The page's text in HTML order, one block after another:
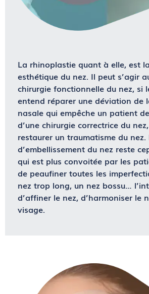
La rhinoplastie quant à elle, est
esthétique du nez. Il peut s’agir
chirurgie fonctionnelle du nez, si
entend réparer une déviation de
nasale qui empêche un patient
d’une chirurgie correctrice du
restaurer un traumatisme du
d’embellissement du nez reste
qui est plus convoitée par les
de peaufiner toutes les
nez trop long, un nez bossu…
d’affiner le nez, d’harmoniser le
visage.